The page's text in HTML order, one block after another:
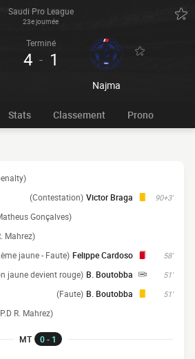
Saudi Pro League
23e journée
Terminé
4 - 1
Najma
Stats Classement Prono
90+3'
Victor Braga
(Contestation)
Gonçalves)
Mahrez)
58'
Felippe Cardoso
jaune - Faute)
51'
B. Boutobba
jaune devient rouge)
51'
B. Boutobba
(Faute)
R. Mahrez)
MT 0 - 1